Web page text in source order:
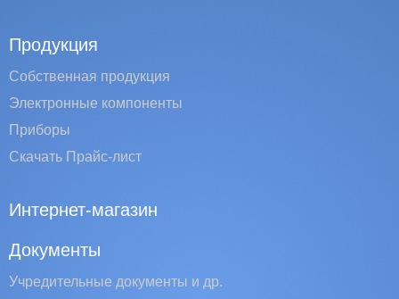
Продукция
Собственная продукция
Электронные компоненты
Приборы
Скачать Прайс-лист
Интернет-магазин
Документы
Учредительные документы и др.